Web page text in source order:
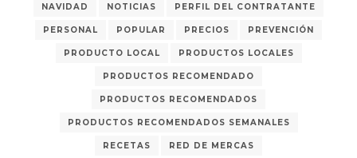
NAVIDAD NOTICIAS PERFIL DEL CONTRATANTE
PERSONAL POPULAR PRECIOS PREVENCIÓN
PRODUCTO LOCAL PRODUCTOS LOCALES
PRODUCTOS RECOMENDADO
PRODUCTOS RECOMENDADOS
PRODUCTOS RECOMENDADOS SEMANALES
RECETAS RED DE MERCAS